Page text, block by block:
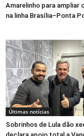
Amarelinho para ampliar
na linha Brasília–Ponta
Últimas notícias
Sobrinhos de Lula dão